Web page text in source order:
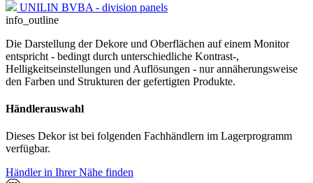
UNILIN BVBA - division panels
info_outline
Die Darstellung der Dekore und Oberflächen auf einem Monitor
entspricht - bedingt durch unterschiedliche Kontrast-,
Helligkeitseinstellungen und Auflösungen - nur annäherungsweise
den Farben und Strukturen der gefertigten Produkte.
Händlerauswahl
Dieses Dekor ist bei folgenden Fachhändlern im Lagerprogramm
verfügbar.
Händler in Ihrer Nähe finden